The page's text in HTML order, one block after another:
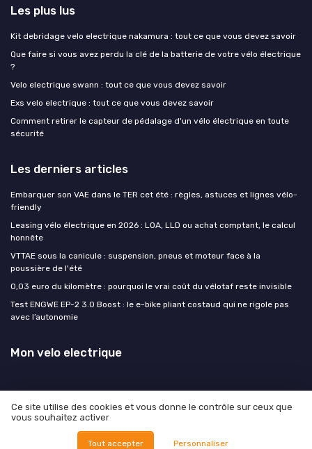
Les plus lus
Kit debridage velo electrique nakamura : tout ce que vous devez savoir
Que faire si vous avez perdu la clé de la batterie de votre vélo électrique
?
Velo electrique swann : tout ce que vous devez savoir
Exs velo electrique : tout ce que vous devez savoir
Comment retirer le capteur de pédalage d'un vélo électrique en toute
sécurité
Les derniers articles
Embarquer son VAE dans le TER cet été : règles, astuces et lignes vélo-
friendly
Leasing vélo électrique en 2026 : LOA, LLD ou achat comptant, le calcul
honnête
VTTAE sous la canicule : suspension, pneus et moteur face à la
poussière de l'été
0,03 euro du kilomètre : pourquoi le vrai coût du vélotaf reste invisible
Test ENGWE EP-2 3.0 Boost : le e-bike pliant costaud qui ne rigole pas
avec l’autonomie
Mon velo electrique
Mentions légales
© Mon velo electrique 2026
Ce site utilise des cookies et vous donne le contrôle sur ceux que
vous souhaitez activer
Tout accepter Personnaliser